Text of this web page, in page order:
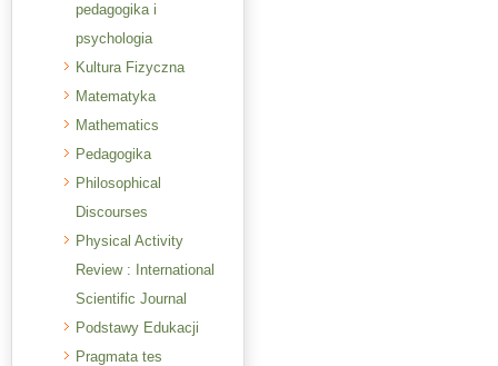
pedagogika i
psychologia
Kultura Fizyczna
Matematyka
Mathematics
Pedagogika
Philosophical
Discourses
Physical Activity
Review : International
Scientific Journal
Podstawy Edukacji
Pragmata tes